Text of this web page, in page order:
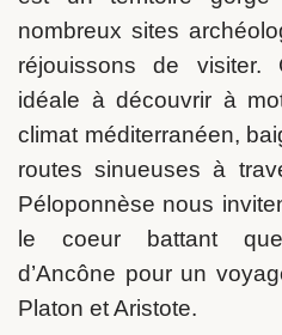
nombreux sites
réjouissons de visiter.
idéale à découvrir à
climat méditerranéen,
routes sinueuses à
Péloponnèse nous
le coeur battant
d’Ancône pour un
Platon et Aristote.